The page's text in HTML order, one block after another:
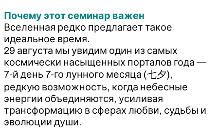
Почему этот семинар важен
Вселенная редко предлагает такое
идеальное время.
29 августа мы увидим один из самых
космически насыщенных порталов года —
7-й день 7-го лунного месяца (七夕),
редкую возможность, когда небесные
энергии объединяются, усиливая
трансформацию в сферах любви, судьбы и
эволюции души.